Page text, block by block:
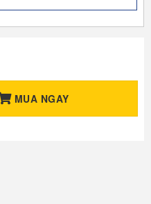
MUA NGAY